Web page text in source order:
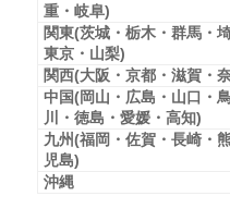
重・岐阜)
関東(茨城・栃木・群馬・
東京・山梨)
関西(大阪・京都・滋賀・
中国(岡山・広島・山口・
川・徳島・愛媛・高知)
九州(福岡・佐賀・長崎・
児島)
沖縄